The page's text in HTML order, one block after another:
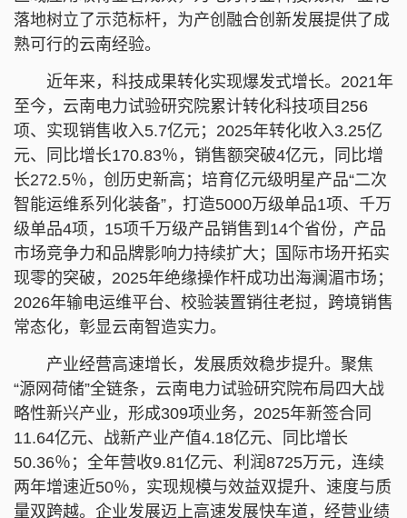
落地树立了示范标杆，为产创融合创新发展提供了成
熟可行的云南经验。
近年来，科技成果转化实现爆发式增长。2021年
至今，云南电力试验研究院累计转化科技项目256
项、实现销售收入5.7亿元；2025年转化收入3.25亿
元、同比增长170.83％，销售额突破4亿元，同比增
长272.5％，创历史新高；培育亿元级明星产品“二次
智能运维系列化装备”，打造5000万级单品1项、千万
级单品4项，15项千万级产品销售到14个省份，产品
市场竞争力和品牌影响力持续扩大；国际市场开拓实
现零的突破，2025年绝缘操作杆成功出海澜湄市场；
2026年输电运维平台、校验装置销往老挝，跨境销售
常态化，彰显云南智造实力。
产业经营高速增长，发展质效稳步提升。聚焦
“源网荷储”全链条，云南电力试验研究院布局四大战
略性新兴产业，形成309项业务，2025年新签合同
11.64亿元、战新产业产值4.18亿元、同比增长
50.36％；全年营收9.81亿元、利润8725万元，连续
两年增速近50％，实现规模与效益双提升、速度与质
量双跨越。企业发展迈上高速发展快车道，经营业绩